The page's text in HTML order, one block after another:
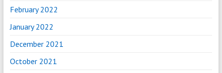
February 2022
January 2022
December 2021
October 2021